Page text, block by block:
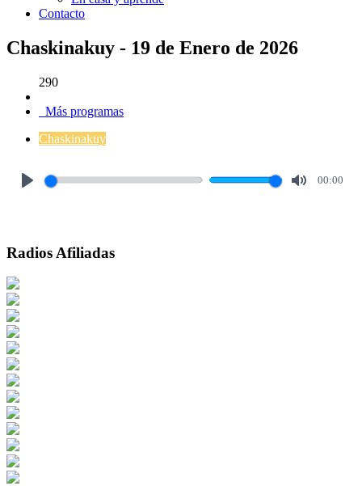
Contacto
Chaskinakuy - 19 de Enero de 2026
290
Más programas
Chaskinakuy
00:00
Radios Afiliadas